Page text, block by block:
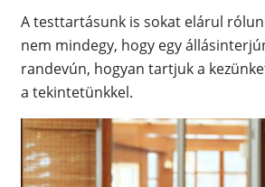
A testtartásunk is sokat elárul
nem mindegy, hogy egy
randevún, hogyan tartjuk a
a tekintetünkkel.